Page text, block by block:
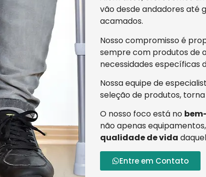
vão desde andadores até
acamados.
Nosso compromisso é
sempre com produtos de
necessidades específicas
Nossa equipe de
seleção de produtos,
O nosso foco está no
não apenas
qualidade de vida
Entre em Contato